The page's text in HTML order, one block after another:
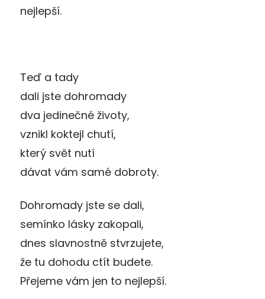
nejlepší.
Teď a tady
dali jste dohromady
dva jedinečné životy,
vznikl koktejl chutí,
který svět nutí
dávat vám samé dobroty.
Dohromady jste se dali,
semínko lásky zakopali,
dnes slavnostně stvrzujete,
že tu dohodu ctít budete.
Přejeme vám jen to nejlepší.